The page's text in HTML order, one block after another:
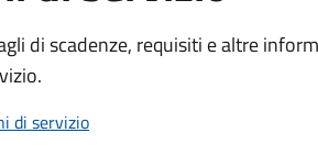
di scadenze, requisiti e altre
di servizio